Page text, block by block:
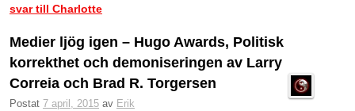
svar till Charlotte
Medier ljög igen – Hugo Awards, Politisk
korrekthet och demoniseringen av Larry
Correia och Brad R. Torgersen
Postat 7 april, 2015 av Erik